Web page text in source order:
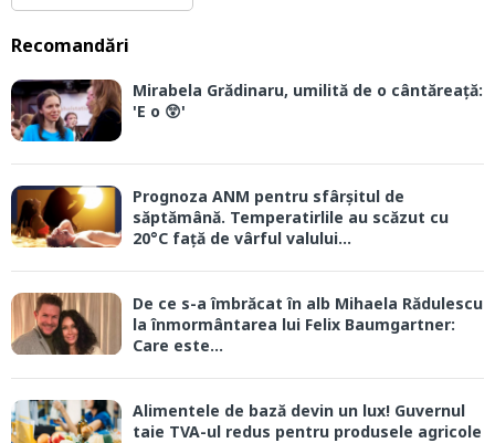
Recomandări
Mirabela Grădinaru, umilită de o cântăreață:
'E o 😲'
Prognoza ANM pentru sfârșitul de
săptămână. Temperatirlile au scăzut cu
20°C față de vârful valului...
De ce s-a îmbrăcat în alb Mihaela Rădulescu
la înmormântarea lui Felix Baumgartner:
Care este...
Alimentele de bază devin un lux! Guvernul
taie TVA-ul redus pentru produsele agricole